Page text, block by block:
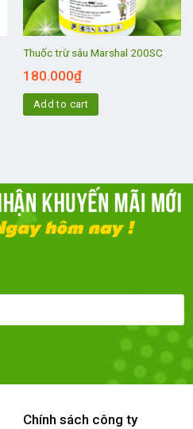
Thuốc trừ sâu Marshal 200SC
180.000₫
Add to cart
Chính sách công ty